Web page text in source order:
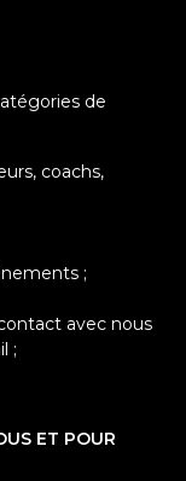
de
coachs,
;
avec nous
;
ET POUR